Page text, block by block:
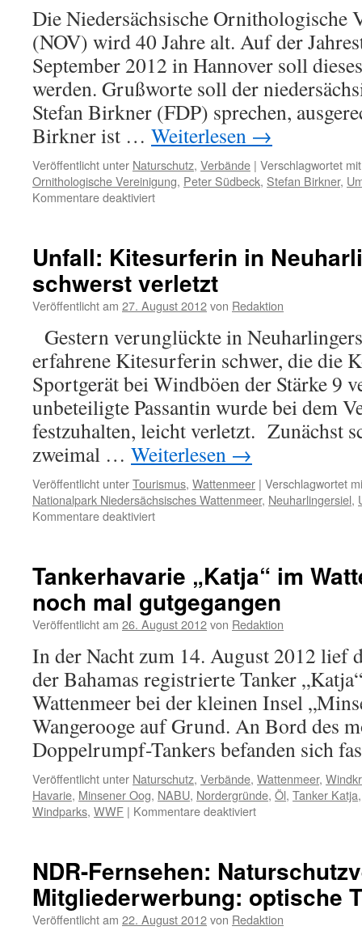
Die Niedersächsische Ornithologische
(NOV) wird 40 Jahre alt. Auf der
September 2012 in Hannover soll
werden. Grußworte soll der
Stefan Birkner (FDP) sprechen,
Birkner ist … Weiterlesen →
Veröffentlicht unter Naturschutz, Verbände | Verschlagwortet mit
Ornithologische Vereinigung, Peter Südbeck, Stefan Birkner,
Kommentare deaktiviertfür
e.V.:
40
Jahre,
und
bisschen
weise?
Unfall: Kitesurferin in
schwerst verletzt
Veröffentlicht am 27. August 2012von Redaktion
Gestern verunglückte in
erfahrene Kitesurferin schwer, die die
Sportgerät bei Windböen der Stärke 9
unbeteiligte Passantin wurde bei dem
festzuhalten, leicht verletzt. Zunächst
zweimal … Weiterlesen →
Veröffentlicht unterTourismus, Wattenmeer | Verschlagwortet
Nationalpark Niedersächsisches Wattenmeer, Neuharlingersiel,
Kommentare deaktiviertfür
Neuharlingersiel
schwerst
verletzt
Tankerhavarie „Katja“ im
noch mal gutgegangen
Veröffentlicht am 26. August 2012von Redaktion
In der Nacht zum 14. August 2012 lief
der Bahamas registrierte Tanker
Wattenmeer bei der kleinen Insel
Wangerooge auf Grund. An Bord des
Doppelrumpf-Tankers befanden sich
Veröffentlicht unter Naturschutz, Verbände, Wattenmeer,
Havarie, Minsener Oog, NABU, Nordergründe, Öl, Tanker Katja
Windparks, WWF | Kommentare deaktiviertfür
Wattenmeer:
gerade
noch
mal
NDR-Fernsehen:
Mitgliederwerbung: optische
Veröffentlicht am 22. August 2012von Redaktion